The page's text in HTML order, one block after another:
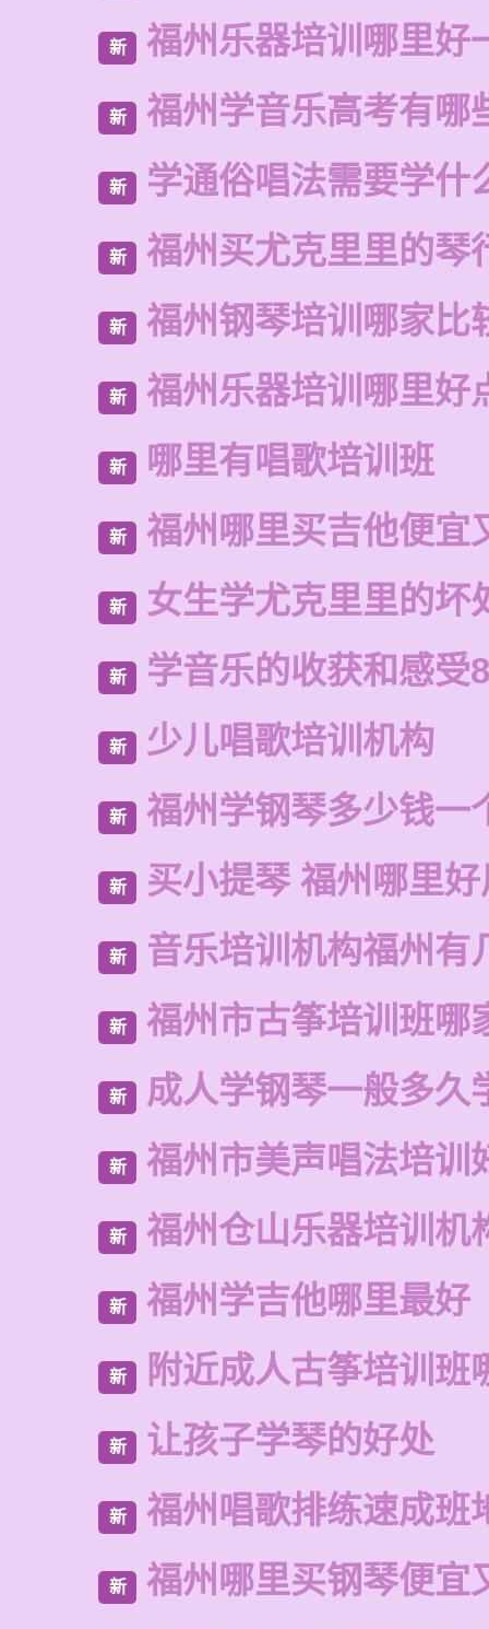
新 福州乐器培训哪里好
新 福州学音乐高考有哪
新 学通俗唱法需要学什
新 福州买尤克里里的琴
新 福州钢琴培训哪家比
新 福州乐器培训哪里好
新 哪里有唱歌培训班
新 福州哪里买吉他便宜
新 女生学尤克里里的坏
新 学音乐的收获和感受
新 少儿唱歌培训机构
新 福州学钢琴多少钱一
新 买小提琴 福州哪里
新 音乐培训机构福州有
新 福州市古筝培训班哪
新 成人学钢琴一般多久
新 福州市美声唱法培训
新 福州仓山乐器培训机
新 福州学吉他哪里最好
新 附近成人古筝培训班
新 让孩子学琴的好处
新 福州唱歌排练速成班
新 福州哪里买钢琴便宜